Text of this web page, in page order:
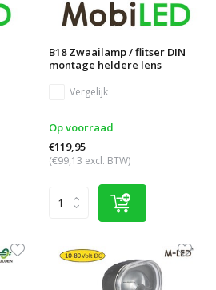
B18 Zwaailamp / flitser DIN
montage heldere lens
Vergelijk
Op voorraad
€119,95
(€99,13 excl. BTW)